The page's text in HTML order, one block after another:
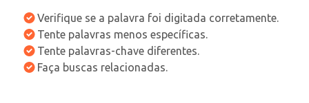
Verifique se a palavra foi digitada corretamente.
Tente palavras menos específicas.
Tente palavras-chave diferentes.
Faça buscas relacionadas.